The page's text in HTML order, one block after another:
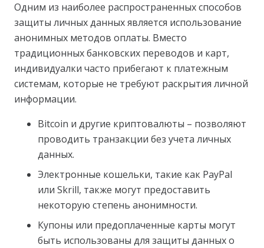
Одним из наиболее распространенных способов
защиты личных данных является использование
анонимных методов оплаты. Вместо
традиционных банковских переводов и карт,
индивидуалки часто прибегают к платежным
системам, которые не требуют раскрытия личной
информации.
Bitcoin и другие криптовалюты – позволяют
проводить транзакции без учета личных
данных.
Электронные кошельки, такие как PayPal
или Skrill, также могут предоставить
некоторую степень анонимности.
Купоны или предоплаченные карты могут
быть использованы для защиты данных о